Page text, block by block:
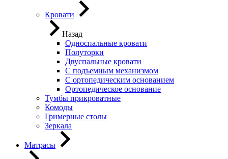
Кровати
Назад
Односпальные кровати
Полуторки
Двуспальные кровати
С подъемным механизмом
С ортопедическим основанием
Ортопедическое основание
Тумбы прикроватные
Комоды
Гримерные столы
Зеркала
Матрасы